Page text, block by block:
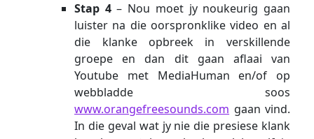
Stap 4– Nou moet jy noukeurig gaan
luister na die oorspronklike video en al
die klanke opbreek in verskillende
groepe en dan dit gaan aflaai van
Youtube met MediaHuman en/of op
webbladde soos
www.orangefreesounds.com gaan vind.
In die geval wat jy nie die presiese klank